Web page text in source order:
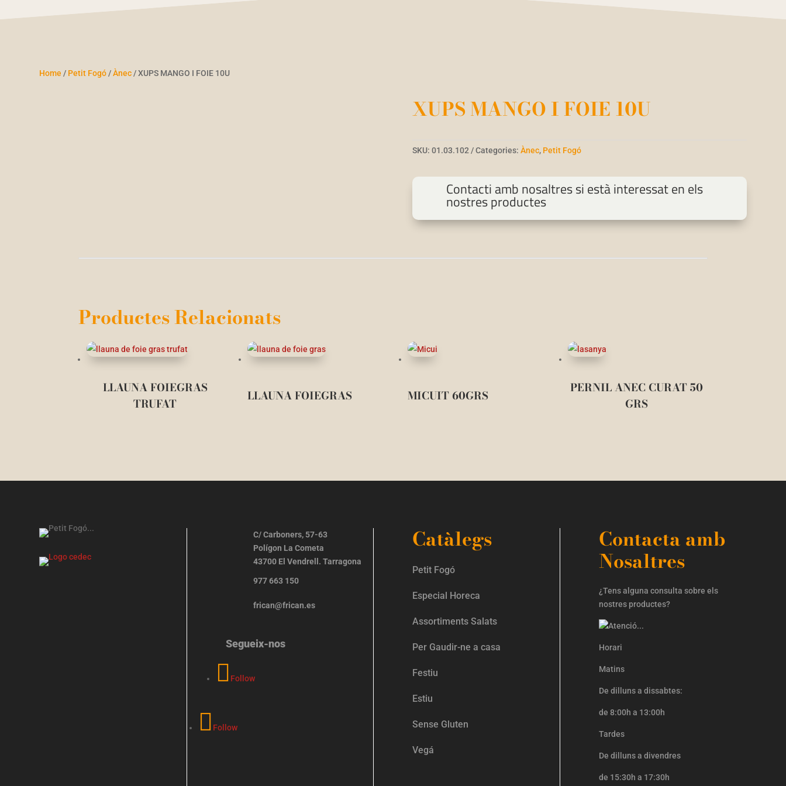
Home / Petit Fogó /Ànec / XUPS MANGO I FOIE 10U
XUPS MANGO I FOIE 10U
SKU:01.03.102 Categories:Ànec, Petit Fogó
Contacti amb nosaltres si està interessat en els
nostres productes
Productes Relacionats
LLAUNA FOIEGRAS
TRUFAT
LLAUNA FOIEGRAS MICUIT 60GRS
PERNIL ANEC CURAT 50
GRS
C/ Carboners, 57-63
Polígon La Cometa
43700 El Vendrell. Tarragona
977 663 150
frican@frican.es
Segueix-nos
Follow
Follow
Catàlegs
Petit Fogó
Especial Horeca
Assortiments Salats
Per Gaudir-ne a casa
Festiu
Estiu
Sense Gluten
Vegá
Contacta amb
Nosaltres
¿Tens alguna consulta sobre els
nostres productes?
Horari
Matins
De dilluns a dissabtes:
de 8:00h a 13:00h
Tardes
De dilluns a divendres
de 15:30h a 17:30h